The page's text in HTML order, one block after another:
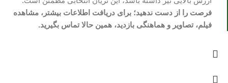
فرصت را از دست ندهید؛ برای دریافت اطلاعات بیشتر، مشاهده
فیلم، تصاویر و هماهنگی بازدید، همین حالا تماس بگیرید.